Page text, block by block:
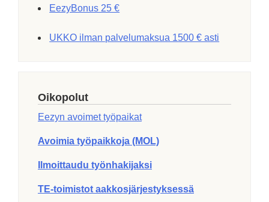
EezyBonus 25 €
UKKO ilman palvelumaksua 1500 € asti
Oikopolut
Eezyn avoimet työpaikat
Avoimia työpaikkoja (MOL)
Ilmoittaudu työnhakijaksi
TE-toimistot aakkosjärjestyksessä